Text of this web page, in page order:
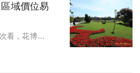
域價位易
看，花博年